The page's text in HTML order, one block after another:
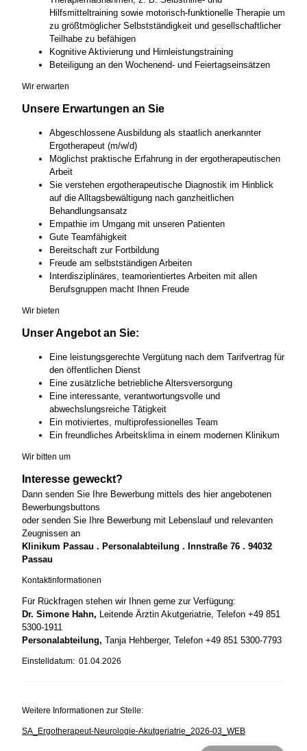
Hilfsmitteltraining sowie motorisch-funktionelle Therapie um
zu größtmöglicher Selbstständigkeit und gesellschaftlicher
Teilhabe zu befähigen
Kognitive Aktivierung und Hirnleistungstraining
Beteiligung an den Wochenend- und Feiertagseinsätzen
Wir erwarten
Unsere Erwartungen an Sie
Abgeschlossene Ausbildung als staatlich anerkannter
Ergotherapeut (m/w/d)
Möglichst praktische Erfahrung in der ergotherapeutischen
Arbeit
Sie verstehen ergotherapeutische Diagnostik im Hinblick
auf die Alltagsbewältigung nach ganzheitlichen
Behandlungsansatz
Empathie im Umgang mit unseren Patienten
Gute Teamfähigkeit
Bereitschaft zur Fortbildung
Freude am selbstständigen Arbeiten
Interdisziplinäres, teamorientiertes Arbeiten mit allen
Berufsgruppen macht Ihnen Freude
Wir bieten
Unser Angebot an Sie:
Eine leistungsgerechte Vergütung nach dem Tarifvertrag für
den öffentlichen Dienst
Eine zusätzliche betriebliche Altersversorgung
Eine interessante, verantwortungsvolle und
abwechslungsreiche Tätigkeit
Ein motiviertes, multiprofessionelles Team
Ein freundliches Arbeitsklima in einem modernen Klinikum
Wir bitten um
Interesse geweckt?
Dann senden Sie Ihre Bewerbung mittels des hier angebotenen
Bewerbungsbuttons
oder senden Sie Ihre Bewerbung mit Lebenslauf und relevanten
Zeugnissen an
Klinikum Passau . Personalabteilung . Innstraße 76 . 94032
Passau
Kontaktinformationen
Für Rückfragen stehen wir Ihnen gerne zur Verfügung:
Dr. Simone Hahn, Leitende Ärztin Akutgeriatrie, Telefon +49 851
5300-1911
Personalabteilung, Tanja Hehberger, Telefon +49 851 5300-7793
Einstelldatum: 01.04.2026
Weitere Informationen zur Stelle:
SA_Ergotherapeut-Neurologie-Akutgeriatrie_2026-03_WEB